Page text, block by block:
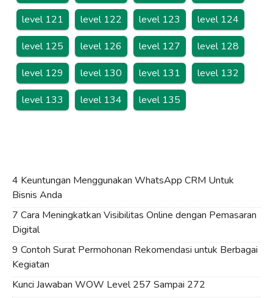
level 121
level 122 level 123
level 124
level 125
level 126 level 127
level 128
level 129
level 130 level 131
level 132
level 133
level 134 level 135
4 Keuntungan Menggunakan WhatsApp CRM Untuk
Bisnis Anda
7 Cara Meningkatkan Visibilitas Online dengan Pemasaran
Digital
9 Contoh Surat Permohonan Rekomendasi untuk Berbagai
Kegiatan
Kunci Jawaban WOW Level 257 Sampai 272